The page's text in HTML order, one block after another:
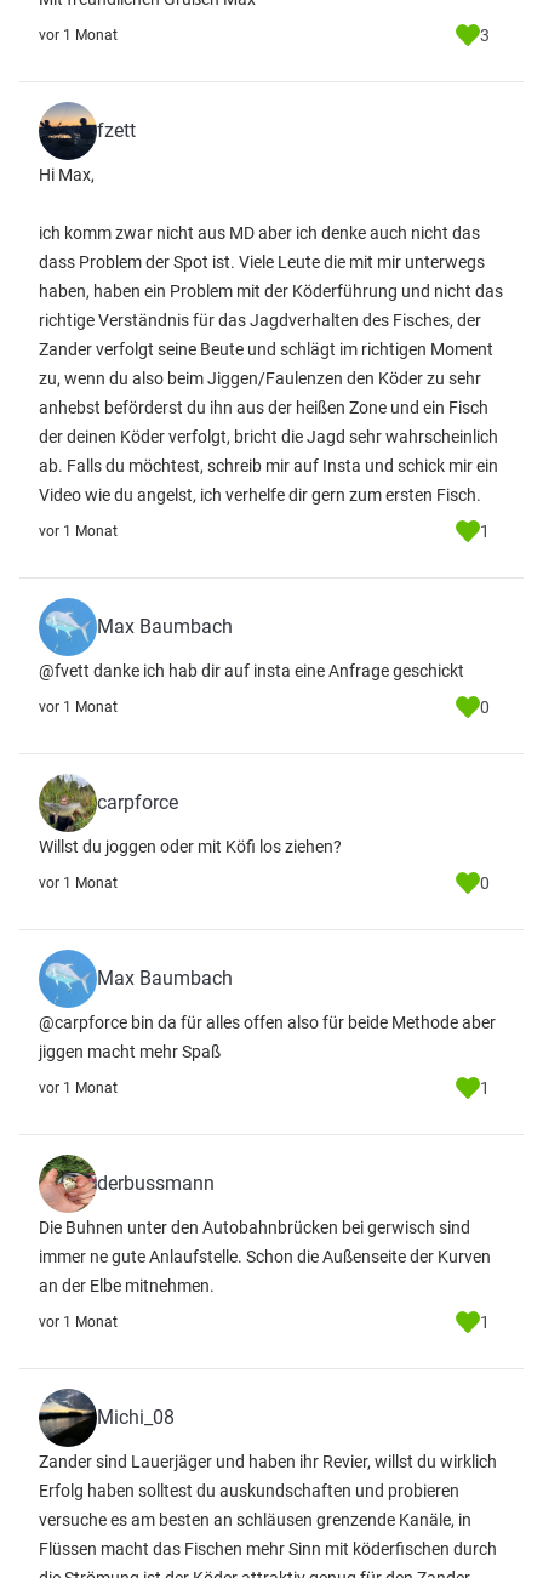
vor 1 Monat 3
fzett
Hi Max,
ich komm zwar nicht aus MD aber ich denke auch nicht das
dass Problem der Spot ist. Viele Leute die mit mir unterwegs
haben, haben ein Problem mit der Köderführung und nicht das
richtige Verständnis für das Jagdverhalten des Fisches, der
Zander verfolgt seine Beute und schlägt im richtigen Moment
zu, wenn du also beim Jiggen/Faulenzen den Köder zu sehr
anhebst beförderst du ihn aus der heißen Zone und ein Fisch
der deinen Köder verfolgt, bricht die Jagd sehr wahrscheinlich
ab. Falls du möchtest, schreib mir auf Insta und schick mir ein
Video wie du angelst, ich verhelfe dir gern zum ersten Fisch.
vor 1 Monat 1
Max Baumbach
@fvett danke ich hab dir auf insta eine Anfrage geschickt
vor 1 Monat 0
carpforce
Willst du joggen oder mit Köfi los ziehen?
vor 1 Monat 0
Max Baumbach
@carpforce bin da für alles offen also für beide Methode aber
jiggen macht mehr Spaß
vor 1 Monat 1
derbussmann
Die Buhnen unter den Autobahnbrücken bei gerwisch sind
immer ne gute Anlaufstelle. Schon die Außenseite der Kurven
an der Elbe mitnehmen.
vor 1 Monat 1
Michi_08
Zander sind Lauerjäger und haben ihr Revier, willst du wirklich
Erfolg haben solltest du auskundschaften und probieren
versuche es am besten an schläusen grenzende Kanäle, in
Flüssen macht das Fischen mehr Sinn mit köderfischen durch